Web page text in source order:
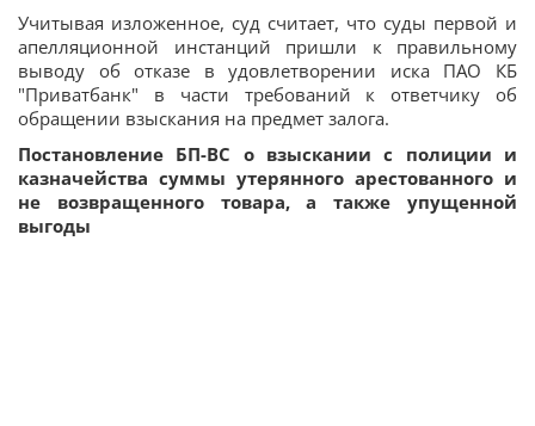
Учитывая изложенное, суд считает, что суды первой и
апелляционной инстанций пришли к правильному
выводу об отказе в удовлетворении иска ПАО КБ
"Приватбанк" в части требований к ответчику об
обращении взыскания на предмет залога.
Постановление БП-ВС о взыскании с полиции и
казначейства суммы утерянного арестованного и
не возвращенного товара, а также упущенной
выгоды